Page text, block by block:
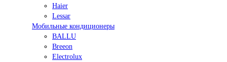
Haier
Lessar
Мобильные кондиционеры
BALLU
Breeon
Electrolux